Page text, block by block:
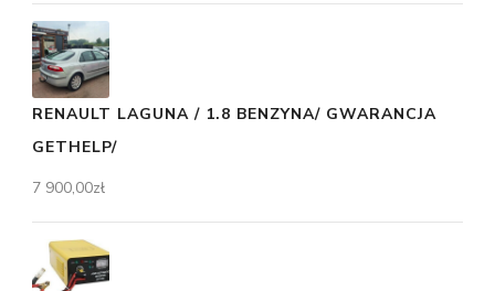
RENAULT LAGUNA / 1.8 BENZYNA/ GWARANCJA
GETHELP/
7 900,00zł